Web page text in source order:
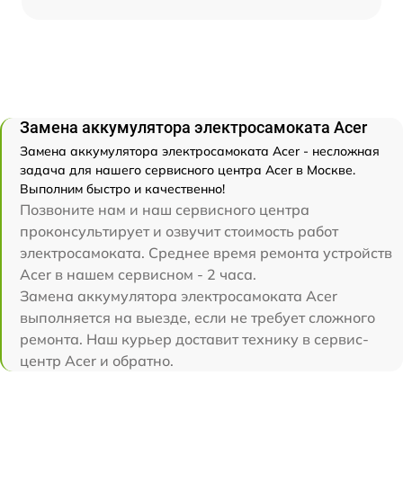
Замена аккумулятора электросамоката Acer
Замена аккумулятора электросамоката Acer - несложная
задача для нашего сервисного центра Acer в Москве.
Выполним быстро и качественно!
Позвоните нам и наш сервисного центра
проконсультирует и озвучит стоимость работ
электросамоката. Среднее время ремонта устройств
Acer в нашем сервисном - 2 часа.
Замена аккумулятора электросамоката Acer
выполняется на выезде, если не требует сложного
ремонта. Наш курьер доставит технику в сервис-
центр Acer и обратно.